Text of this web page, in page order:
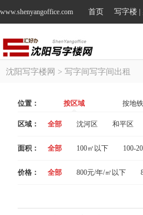
www.shenyangoffice.com 首页 写字楼 |
沈阳写字楼网 > 写字间写字间出租
位置： 按区域 按地铁
区域： 全部 沈河区 和平区
面积： 全部 100㎡以下 100-
价格： 全部 800元/年/㎡以下